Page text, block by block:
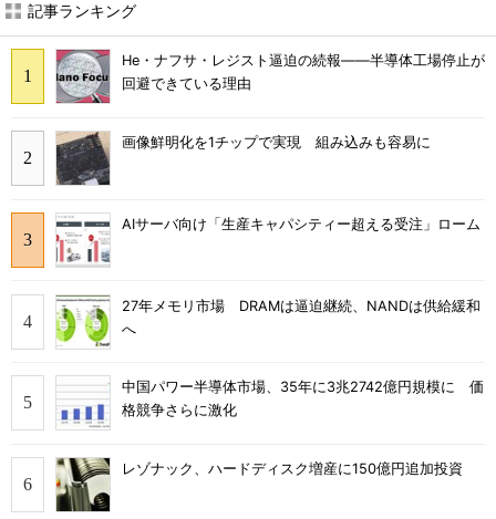
記事ランキング
He・ナフサ・レジスト逼迫の続報――半導体工場停止が
回避できている理由
画像鮮明化を1チップで実現 組み込みも容易に
AIサーバ向け「生産キャパシティー超える受注」ローム
27年メモリ市場 DRAMは逼迫継続、NANDは供給緩和
へ
中国パワー半導体市場、35年に3兆2742億円規模に 価
格競争さらに激化
レゾナック、ハードディスク増産に150億円追加投資